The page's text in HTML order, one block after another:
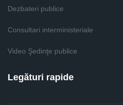
Dezbateri publice
Consultari interministeriale
Video Şedinţe publice
Legături rapide